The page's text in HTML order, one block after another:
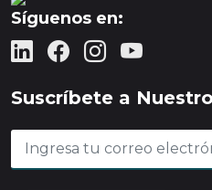
Síguenos en:
Suscríbete a